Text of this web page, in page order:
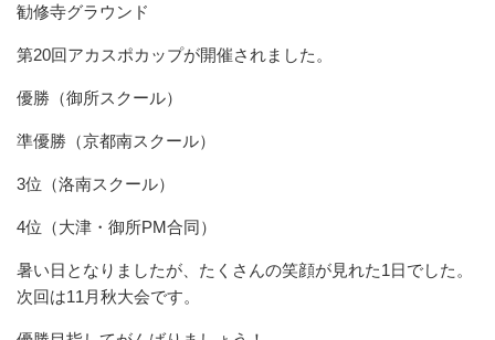
勧修寺グラウンド
第20回アカスポカップが開催されました。
優勝（御所スクール）
準優勝（京都南スクール）
3位（洛南スクール）
4位（大津・御所PM合同）
暑い日となりましたが、たくさんの笑顔が見れた1日でした。
次回は11月秋大会です。